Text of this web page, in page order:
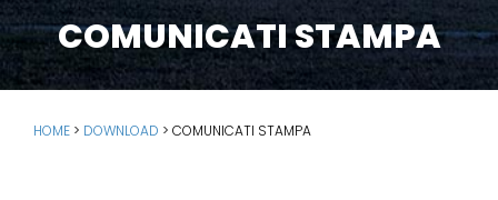
COMUNICATI STAMPA
HOME > DOWNLOAD > COMUNICATI STAMPA